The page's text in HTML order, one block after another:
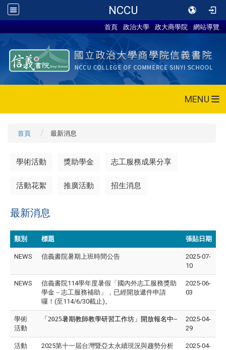
NCCU
首頁 政治大學 政大商學院 網站導覽
MENU
首頁 最新消息
學術活動 獎助學金 志工服務成果分享
活動花絮 推廣活動 招生消息
最新消息
類別 標題 張貼日期
NEWS 信義書院暑期上班時間公告
2025-07-
10
NEWS
信義書院114學年度暑假「國內外志工服務獎助
學金－志工服務補助」，已經開放遞件申請
囉！(至114/6/30截止)。
2025-06-
03
學術
活動
「2025暑期教師教學研習工作坊」開放報名中~
2025-04-
29
活動
2025第十一屆台灣暨亞太永續現況與趨勢分析
2025-04-